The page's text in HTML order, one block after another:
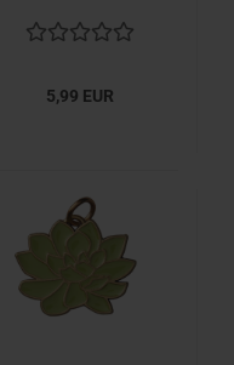
5,99 EUR